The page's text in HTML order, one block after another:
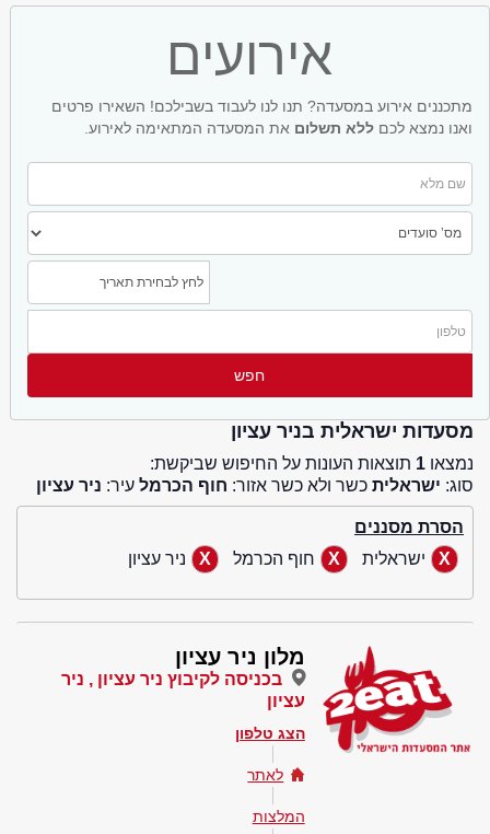
אירועים
מתכננים אירוע במסעדה? תנו לנו לעבוד בשבילכם! השאירו פרטים
ואנו נמצא לכם ללא תשלום את המסעדה המתאימה לאירוע.
מסעדות ישראלית בניר עציון
נמצאו 1 תוצאות העונות על החיפוש שביקשת:
סוג: ישראלית כשר ולא כשר אזור: חוף הכרמל עיר: ניר עציון
הסרת מסננים
ישראלית
חוף הכרמל ניר עציון
מלון ניר עציון
בכניסה לקיבוץ ניר עציון , ניר
עציון
הצג טלפון
לאתר
המלצות